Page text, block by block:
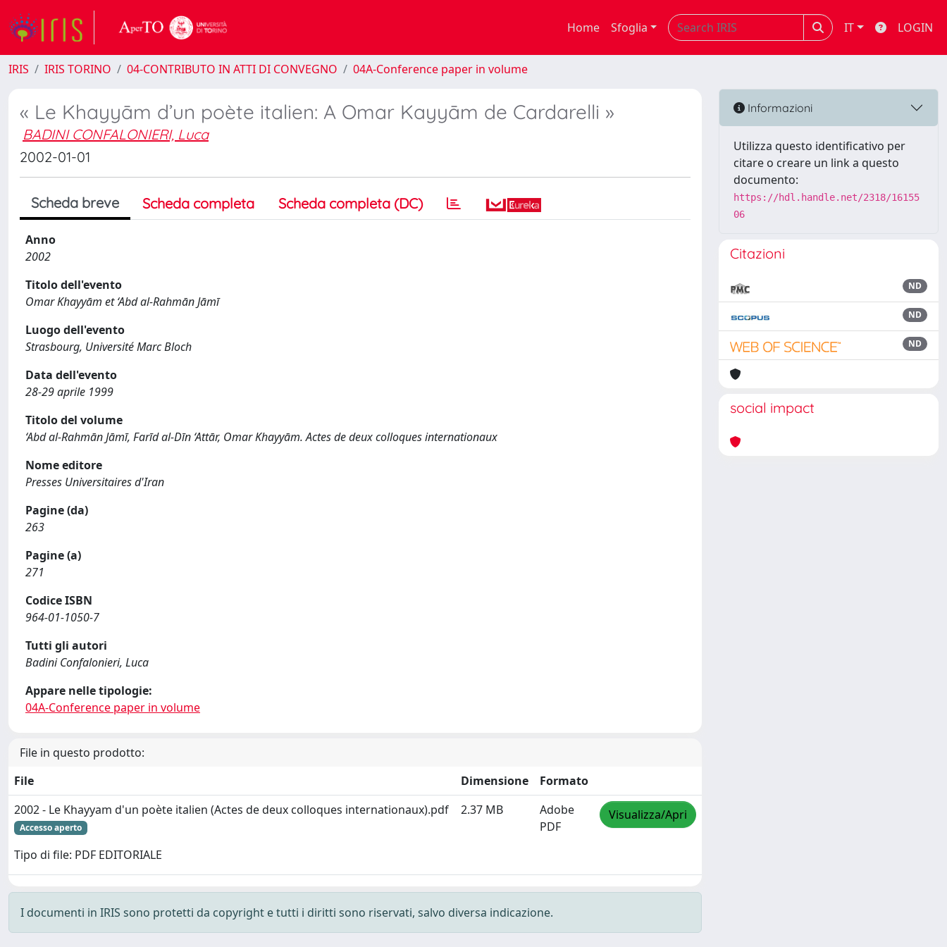
Home Sfoglia IT LOGIN
IRIS IRIS TORINO 04-CONTRIBUTO IN ATTI DI CONVEGNO 04A-Conference paper in volume
« Le Khayyām d’un poète italien: A Omar Kayyām de Cardarelli »
BADINI CONFALONIERI, Luca
2002-01-01
Scheda breve Scheda completa Scheda completa (DC)
Anno
2002
Titolo dell'evento
Omar Khayyām et ‘Abd al-Rahmān Jāmī
Luogo dell'evento
Strasbourg, Université Marc Bloch
Data dell'evento
28-29 aprile 1999
Titolo del volume
‘Abd al-Rahmān Jāmī, Farīd al-Dīn ‘Attār, Omar Khayyām. Actes de deux colloques internationaux
Nome editore
Presses Universitaires d'Iran
Pagine (da)
263
Pagine (a)
271
Codice ISBN
964-01-1050-7
Tutti gli autori
Badini Confalonieri, Luca
Appare nelle tipologie:
04A-Conference paper in volume
File in questo prodotto:
File
Dimensione
Formato
2002 - Le Khayyam d'un poète italien (Actes de deux colloques internationaux).pdf
Accesso aperto
Tipo di file: PDF EDITORIALE
2.37 MB
Adobe
PDF
Visualizza/Apri
I documenti in IRIS sono protetti da copyright e tutti i diritti sono riservati, salvo diversa indicazione.
Informazioni
Utilizza questo identificativo per
citare o creare un link a questo
documento:
https://hdl.handle.net/2318/16155
06
Citazioni
ND
ND
ND
social impact